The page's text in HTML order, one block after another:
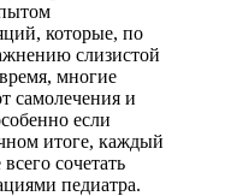
которые, по
слизистой
многие
самолечения и
если
итоге, каждый
сочетать
педиатра.